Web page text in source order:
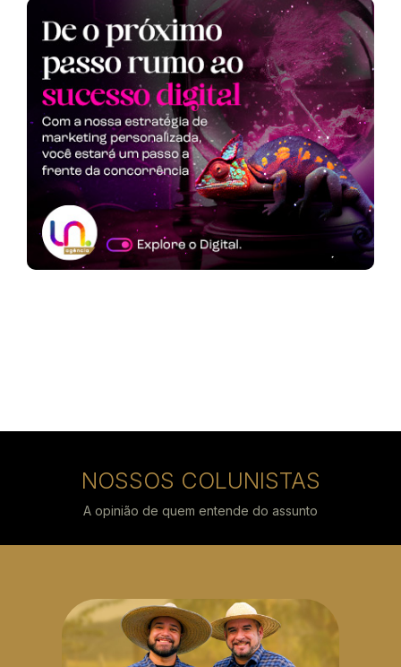
NOSSOS COLUNISTAS
A opinião de quem entende do assunto